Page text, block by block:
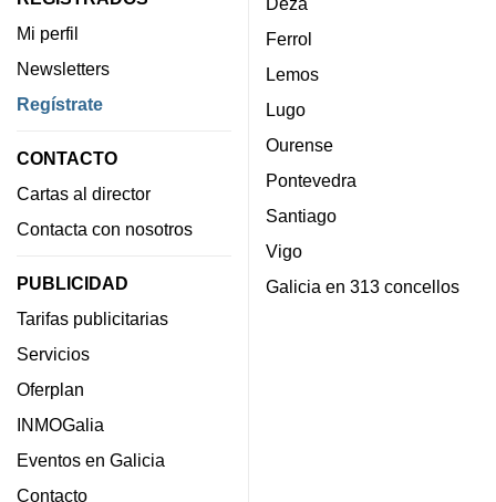
Mi perfil
Newsletters
Regístrate
CONTACTO
Cartas al director
Contacta con nosotros
PUBLICIDAD
Tarifas publicitarias
Servicios
Oferplan
INMOGalia
Eventos en Galicia
Contacto
Ferrol
Lemos
Lugo
Ourense
Pontevedra
Santiago
Vigo
Galicia en 313 concellos